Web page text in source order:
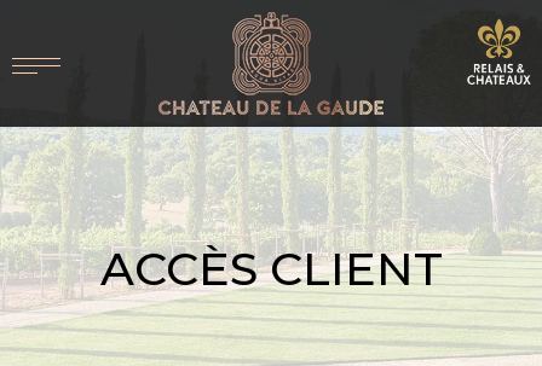
ACCÈS CLIENT